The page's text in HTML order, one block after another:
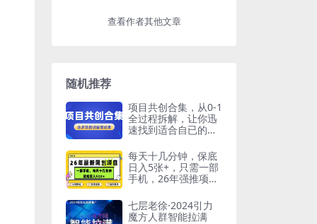
查看作者其他文章
随机推荐
项目共创合集，从0-1
全过程拆解，让你迅
速找到适合自已的项
每天十几分钟，保底
日入5张+，只需一部
手机，26年强推项目
七层老徐·2024引力
魔方人群智能拉满